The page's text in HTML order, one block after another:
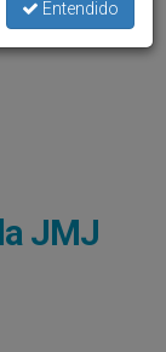
JMJ
Entendido